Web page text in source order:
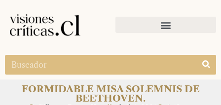
FORMIDABLE MISA SOLEMNIS DE
BEETHOVEN.